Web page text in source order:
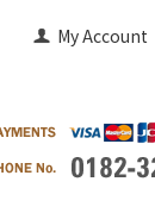
My Account